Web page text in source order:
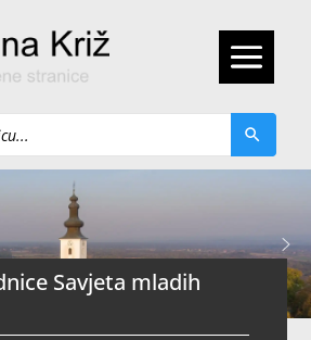
Savjeta mladih